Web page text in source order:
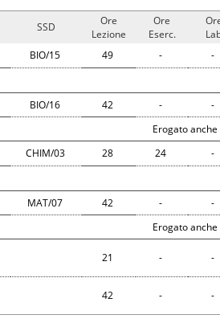
SSD
Ore
Lezione
Ore
Eserc.
BIO/15 49 - -
BIO/16 42 - -
Erogato
CHIM/03 28 24 -
MAT/07 42 - -
Erogato
21 - -
42 - -